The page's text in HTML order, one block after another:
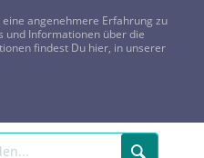
ANRUFEN: 0800-8478266
REGISTRIEREN
angenehmere Erfahrung zu
und Informationen über die
findest Du hier, in unserer